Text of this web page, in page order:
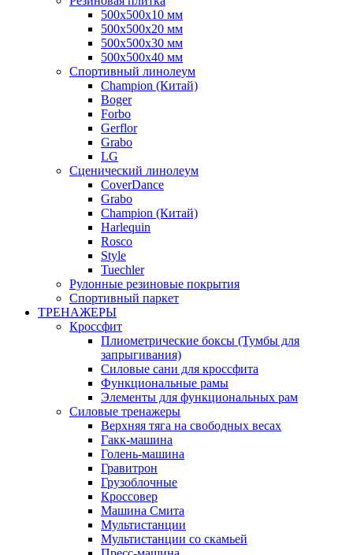
500х500х10 мм
500х500х20 мм
500х500х30 мм
500х500х40 мм
Спортивный линолеум
Champion (Китай)
Boger
Forbo
Gerflor
Grabo
LG
Сценический линолеум
CoverDance
Grabo
Champion (Китай)
Harlequin
Rosco
Style
Tuechler
Рулонные резиновые покрытия
Спортивный паркет
ТРЕНАЖЕРЫ
Кроссфит
Плиометрические боксы (Тумбы для
запрыгивания)
Силовые сани для кроссфита
Функциональные рамы
Элементы для функциональных рам
Силовые тренажеры
Верхняя тяга на свободных весах
Гакк-машина
Голень-машина
Гравитрон
Грузоблочные
Кроссовер
Машина Смита
Мультистанции
Мультистанции со скамьей